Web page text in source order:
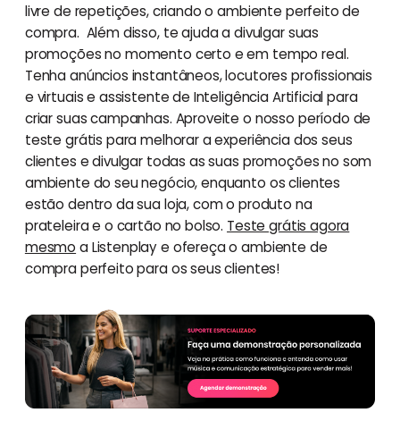
livre de repetições, criando o ambiente perfeito de
compra. Além disso, te ajuda a divulgar suas
promoções no momento certo e em tempo real.
Tenha anúncios instantâneos, locutores profissionais
e virtuais e assistente de Inteligência Artificial para
criar suas campanhas. Aproveite o nosso período de
teste grátis para melhorar a experiência dos seus
clientes e divulgar todas as suas promoções no som
ambiente do seu negócio, enquanto os clientes
estão dentro da sua loja, com o produto na
prateleira e o cartão no bolso. Teste grátis agora
mesmo a Listenplay e ofereça o ambiente de
compra perfeito para os seus clientes!